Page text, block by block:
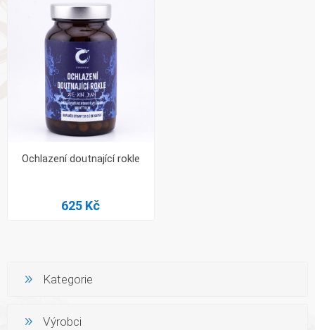
Ochlazení doutnající rokle
625 Kč
Kategorie
Výrobci